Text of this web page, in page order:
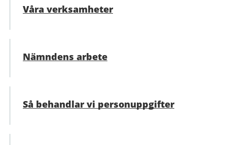
Våra verksamheter
Nämndens arbete
Så behandlar vi personuppgifter